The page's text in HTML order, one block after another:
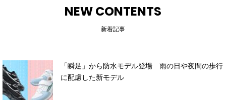
NEW CONTENTS
新着記事
「瞬足」から防水モデル登場 雨の日や夜間の歩行
に配慮した新モデル